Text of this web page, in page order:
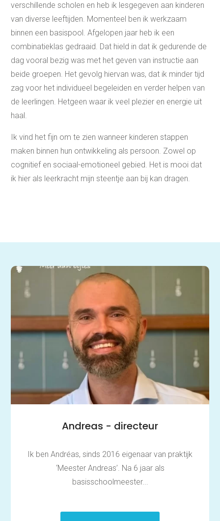
verschillende scholen en heb ik lesgegeven aan kinderen
van diverse leeftijden. Momenteel ben ik werkzaam
binnen een basispool. Afgelopen jaar heb ik een
combinatieklas gedraaid. Dat hield in dat ik gedurende de
dag vooral bezig was met het geven van instructie aan
beide groepen. Het gevolg hiervan was, dat ik minder tijd
zag voor het individueel begeleiden en verder helpen van
de leerlingen. Hetgeen waar ik veel plezier en energie uit
haal.
Ik vind het fijn om te zien wanneer kinderen stappen
maken binnen hun ontwikkeling als persoon. Zowel op
cognitief en sociaal-emotioneel gebied. Het is mooi dat
ik hier als leerkracht mijn steentje aan bij kan dragen.
Andreas - directeur
Ik ben Andréas, sinds 2016 eigenaar van praktijk
‘Meester Andreas’. Na 6 jaar als
basisschoolmeester...